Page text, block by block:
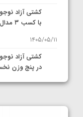
کشتی آزاد
با کسب ۳ مدال طلا، ۱ نقره و ۲ مدال برنز
1405/05/11
کشتی آزاد
در پنج وزن
1405/05/11